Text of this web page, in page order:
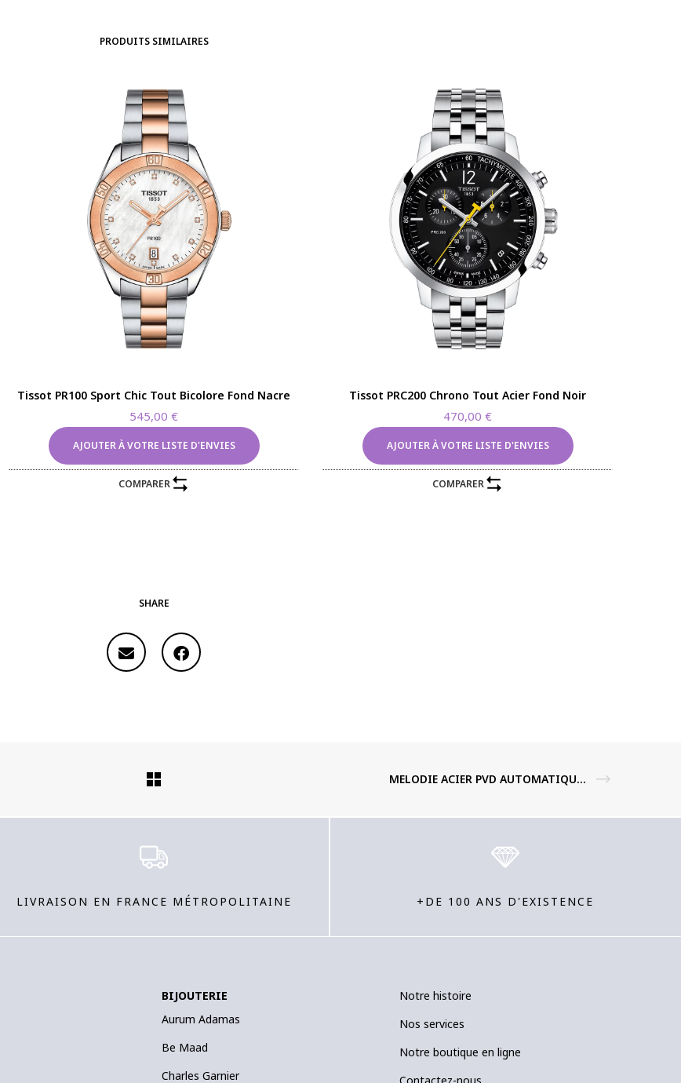
PRODUITS SIMILAIRES
Tissot PR100 Sport Chic Tout Bicolore Fond Nacre
545,00 €
AJOUTER À VOTRE LISTE D'ENVIES
COMPARER
Tissot PRC200 Chrono Tout Acier Fond Noir
470,00 €
AJOUTER À VOTRE LISTE D'ENVIES
COMPARER
SHARE
MELODIE ACIER PVD AUTOMATIQUE / ACIER MILANAIS
LIVRAISON EN FRANCE MÉTROPOLITAINE +DE 100 ANS D'EXISTENCE
BIJOUTERIE
Aurum Adamas
Be Maad
Charles Garnier
Notre histoire
Nos services
Notre boutique en ligne